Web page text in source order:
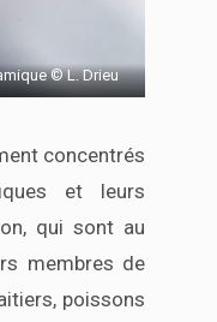
© L. Drieu
concentrés
et leurs
qui sont au
membres de
poissons